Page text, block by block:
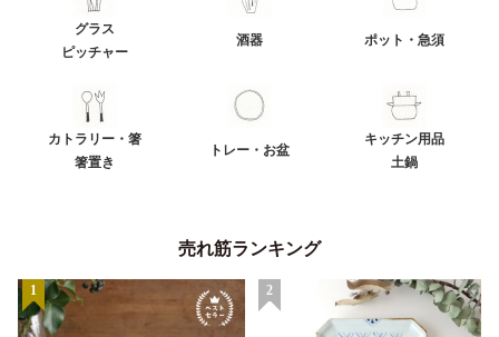
グラス
ピッチャー
酒器 ポット・急須
カトラリー・箸
箸置き
トレー・お盆
キッチン用品
土鍋
売れ筋ランキング
1 2